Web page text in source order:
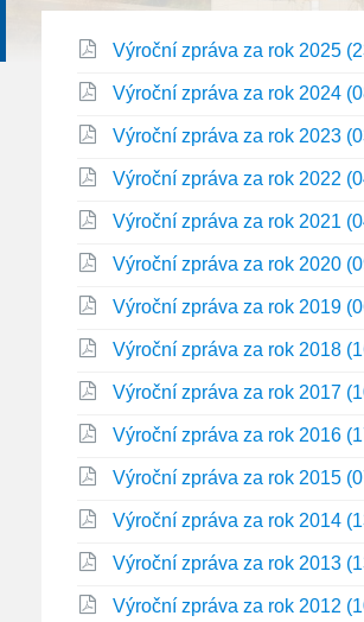
Výroční zpráva za rok 2025
Výroční zpráva za rok 2024
Výroční zpráva za rok 2023
Výroční zpráva za rok 2022
Výroční zpráva za rok 2021
Výroční zpráva za rok 2020
Výroční zpráva za rok 2019
Výroční zpráva za rok 2018
Výroční zpráva za rok 2017
Výroční zpráva za rok 2016
Výroční zpráva za rok 2015
Výroční zpráva za rok 2014
Výroční zpráva za rok 2013
Výroční zpráva za rok 2012